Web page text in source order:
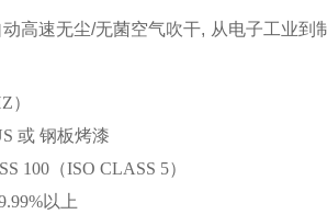
动高速无尘/无菌空气吹干, 从电子工业到
）
或 钢板烤漆
100（ISO CLASS 5）
以上